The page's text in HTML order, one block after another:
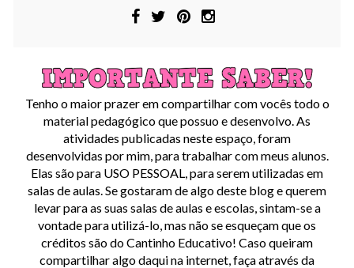
Tenho o maior prazer em compartilhar com vocês todo o
material pedagógico que possuo e desenvolvo. As
atividades publicadas neste espaço, foram
desenvolvidas por mim, para trabalhar com meus alunos.
Elas são para USO PESSOAL, para serem utilizadas em
salas de aulas. Se gostaram de algo deste blog e querem
levar para as suas salas de aulas e escolas, sintam-se a
vontade para utilizá-lo, mas não se esqueçam que os
créditos são do Cantinho Educativo! Caso queiram
compartilhar algo daqui na internet, faça através da